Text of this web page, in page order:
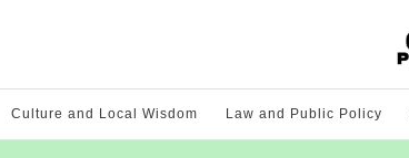
Culture and Local Wisdom Law and Public Policy